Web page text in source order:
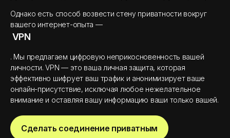
Однако есть способ возвести стену приватности вокруг
вашего интернет-опыта —
VPN
. Мы предлагаем цифровую неприкосновенность вашей
личности. VPN — это ваша личная защита, которая
эффективно шифрует ваш трафик и анонимизирует ваше
онлайн-присутствие, исключая любое нежелательное
внимание и оставляя вашу информацию ваши только вашей.
Сделать соединение приватным